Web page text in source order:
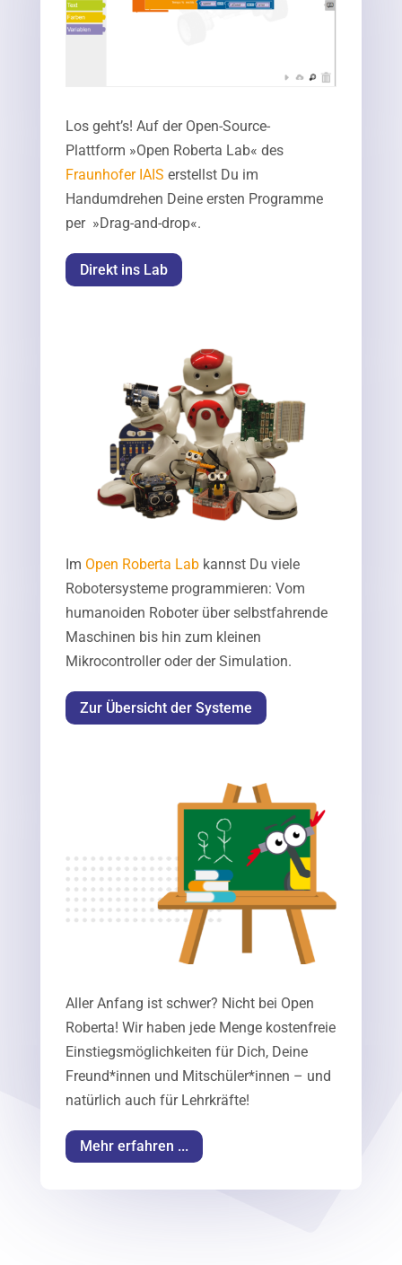
Los geht’s! Auf der Open-Source-
Plattform »Open Roberta Lab« des
Fraunhofer IAIS erstellst Du im
Handumdrehen Deine ersten Programme
per »Drag-and-drop«.
Direkt ins Lab
Im Open Roberta Labkannst Du viele
Robotersysteme programmieren: Vom
humanoiden Roboter über selbstfahrende
Maschinen bis hin zum kleinen
Mikrocontroller oder der Simulation.
Zur Übersicht der Systeme
Aller Anfang ist schwer? Nicht bei Open
Roberta! Wir haben jede Menge kostenfreie
Einstiegsmöglichkeiten für Dich, Deine
Freund*innen und Mitschüler*innen – und
natürlich auch für Lehrkräfte!
Mehr erfahren ...